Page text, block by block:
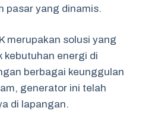
pasar yang dinamis.
merupakan solusi yang
kebutuhan energi di
berbagai keunggulan
generator ini telah
di lapangan.